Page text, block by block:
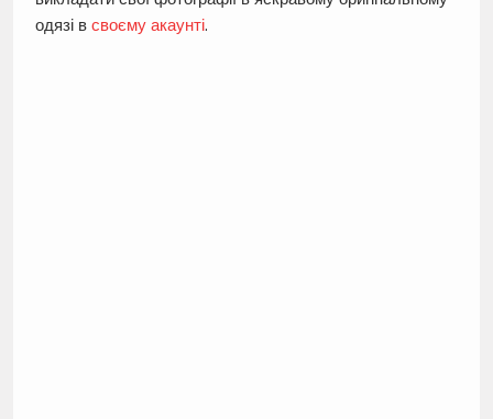
одязі в своєму акаунті.